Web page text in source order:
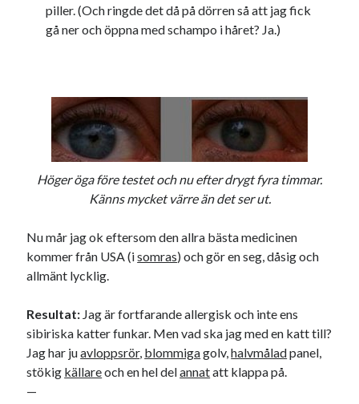
piller. (Och ringde det då på dörren så att jag fick
gå ner och öppna med schampo i håret? Ja.)
Höger öga före testet och nu efter drygt fyra timmar.
Känns mycket värre än det ser ut.
Nu mår jag ok eftersom den allra bästa medicinen
kommer från USA (isomras) och gör en seg, dåsig och
allmänt lycklig.
Resultat: Jag är fortfarande allergisk och inte ens
sibiriska katter funkar. Men vad ska jag med en katt till?
Jag har juavloppsrör, blommigagolv,halvmåladpanel,
stökig källareoch en hel delannatatt klappa på.
—